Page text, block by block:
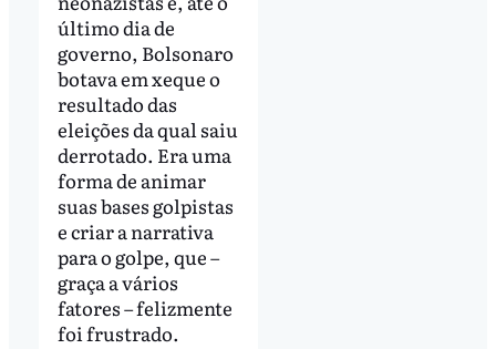
último dia de
governo, Bolsonaro
botava em xeque o
resultado das
eleições da qual saiu
derrotado. Era uma
forma de animar
suas bases golpistas
e criar a narrativa
para o golpe, que –
graça a vários
fatores – felizmente
foi frustrado.